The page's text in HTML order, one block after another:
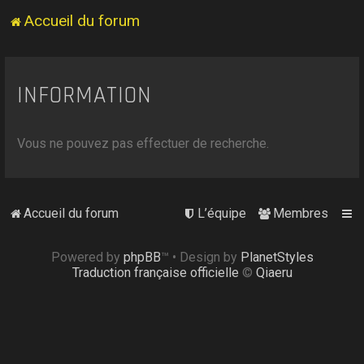
Accueil du forum
INFORMATION
Vous ne pouvez pas effectuer de recherche.
Accueil du forum Membres
L’équipe
Powered by phpBB™ • Design by PlanetStyles
Traduction française officielle © Qiaeru